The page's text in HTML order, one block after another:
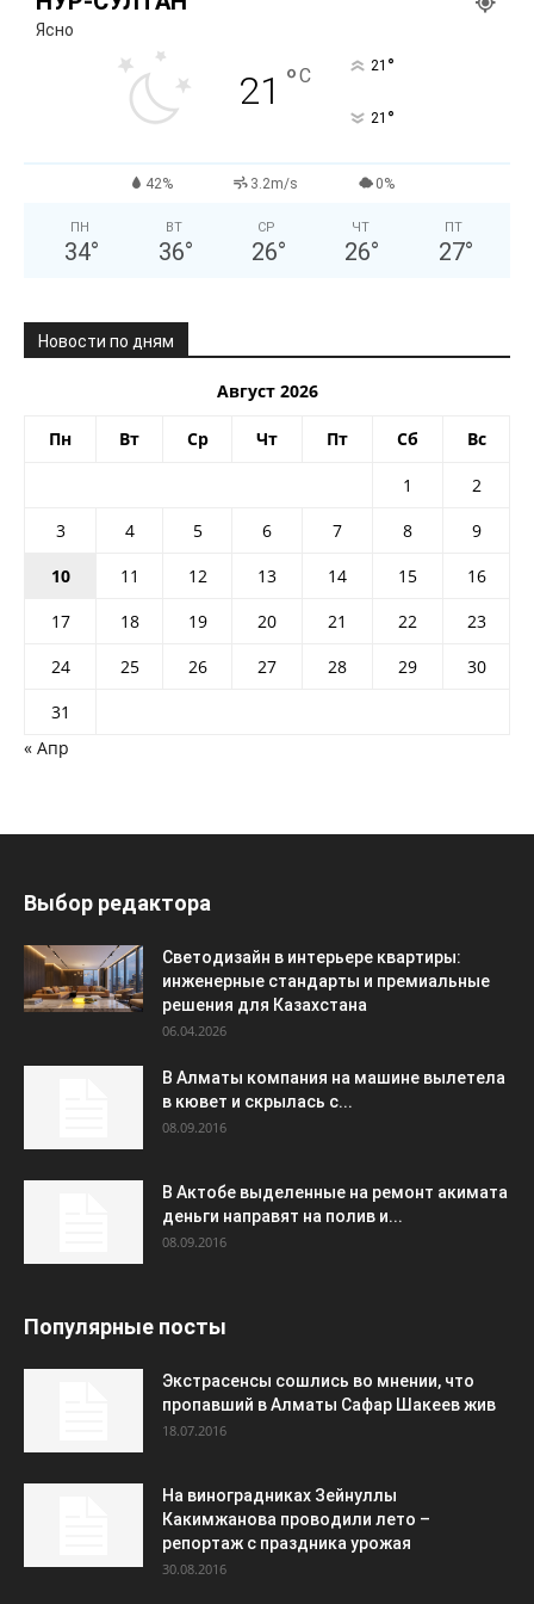
Ясно
21 °C 21 °
21 °
42% 3.2m/s 0%
ПН
34°
ВТ
36°
СР
26°
ЧТ
26°
ПТ
27°
Новости по дням
Август 2026
Пн Вт Ср Чт Пт Сб Вс
1
2
3
4 5 6 7 8
9
10
11 12 13 14 15
16
17
18 19 20 21 22
23
24
25 26 27 28 29
30
31
« Апр
Выбор редактора
Светодизайн в интерьере квартиры:
инженерные стандарты и премиальные
решения для Казахстана
06.04.2026
В Алматы компания на машине вылетела
в кювет и скрылась с...
08.09.2016
В Актобе выделенные на ремонт акимата
деньги направят на полив и...
08.09.2016
Популярные посты
Экстрасенсы сошлись во мнении, что
пропавший в Алматы Сафар Шакеев жив
18.07.2016
На виноградниках Зейнуллы
Какимжанова проводили лето –
репортаж с праздника урожая
30.08.2016